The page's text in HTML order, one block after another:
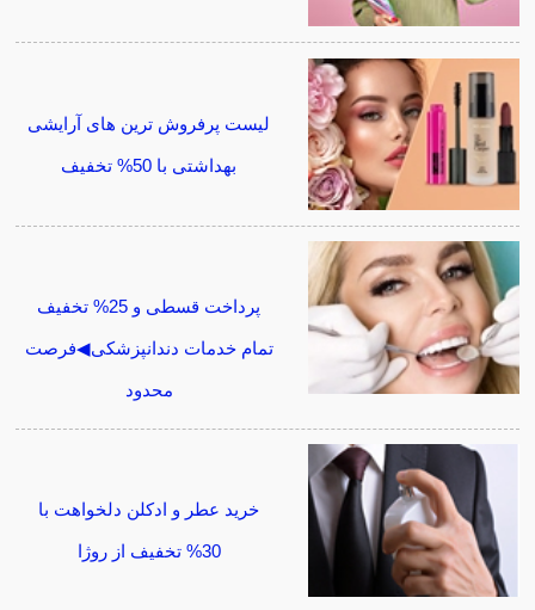
لیست پرفروش ترین های آرایشی
بهداشتی با 50% تخفیف
پرداخت قسطی و 25% تخفیف
تمام خدمات دندانپزشکی◀فرصت
محدود
خرید عطر و ادکلن دلخواهت با
30% تخفیف از روژا